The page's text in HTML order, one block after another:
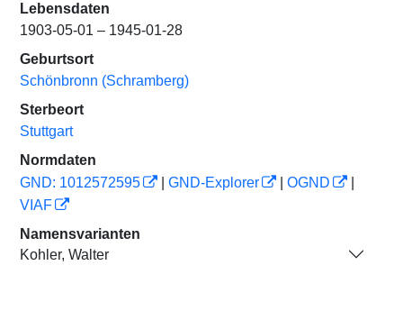
Lebensdaten
1903-05-01 – 1945-01-28
Geburtsort
Schönbronn (Schramberg)
Sterbeort
Stuttgart
Normdaten
GND: 1012572595
GND-Explorer OGND
VIAF
Namensvarianten
Kohler, Walter